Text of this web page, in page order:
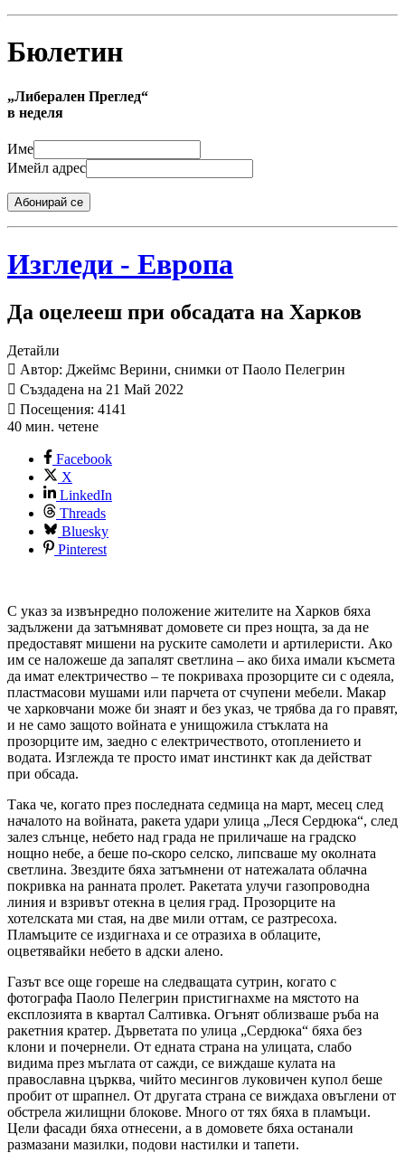
Бюлетин
„Либерален Преглед“
в неделя
Име
Имейл адрес
Абонирай се
Изгледи - Европа
Да оцелееш при обсадата на Харков
Детайли
Автор: Джеймс Верини, снимки от Паоло Пелегрин
Създадена на 21 Май 2022
Посещения: 4141
40 мин. четене
Facebook
X
LinkedIn
Threads
Bluesky
Pinterest
С указ за извънредно положение жителите на Харков бяха
задължени да затъмняват домовете си през нощта, за да не
предоставят мишени на руските самолети и артилеристи. Ако
им се наложеше да запалят светлина – ако биха имали късмета
да имат електричество – те покриваха прозорците си с одеяла,
пластмасови мушами или парчета от счупени мебели. Макар
че харковчани може би знаят и без указ, че трябва да го правят,
и не само защото войната е унищожила стъклата на
прозорците им, заедно с електричеството, отоплението и
водата. Изглежда те просто имат инстинкт как да действат
при обсада.
Така че, когато през последната седмица на март, месец след
началото на войната, ракета удари улица „Леся Сердюка“, след
залез слънце, небето над града не приличаше на градско
нощно небе, а беше по-скоро селско, липсваше му околната
светлина. Звездите бяха затъмнени от натежалата облачна
покривка на ранната пролет. Ракетата улучи газопроводна
линия и взривът отекна в целия град. Прозорците на
хотелската ми стая, на две мили оттам, се разтресоха.
Пламъците се издигнаха и се отразиха в облаците,
оцветявайки небето в адски алено.
Газът все още гореше на следващата сутрин, когато с
фотографа Паоло Пелегрин пристигнахме на мястото на
експлозията в квартал Салтивка. Огънят облизваше ръба на
ракетния кратер. Дърветата по улица „Сердюка“ бяха без
клони и почернели. От едната страна на улицата, слабо
видима през мъглата от сажди, се виждаше кулата на
православна църква, чийто месингов луковичен купол беше
пробит от шрапнел. От другата страна се виждаха овъглени от
обстрела жилищни блокове. Много от тях бяха в пламъци.
Цели фасади бяха отнесени, а в домовете бяха останали
размазани мазилки, подови настилки и тапети.